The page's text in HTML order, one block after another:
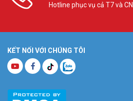
Hotline phục vụ cả T7 và CN
KẾT NỐI VỚI CHÚNG TÔI